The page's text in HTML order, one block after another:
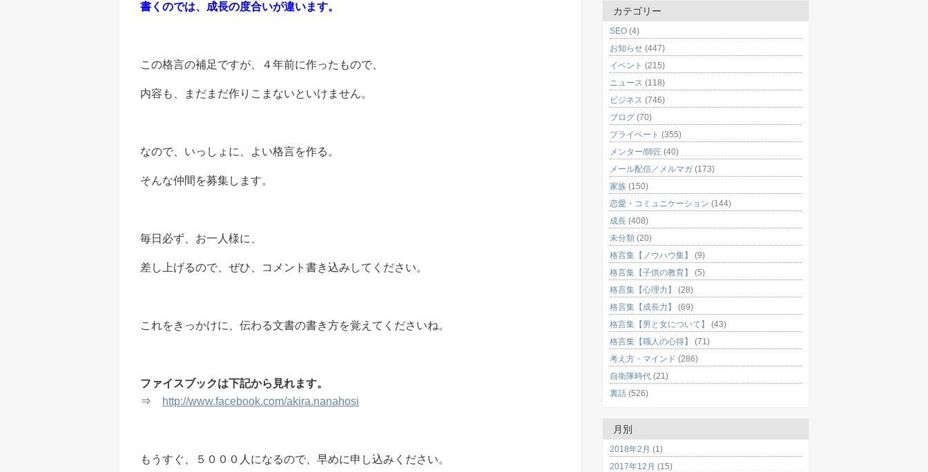
書くのでは、成長の度合いが違います。
この格言の補足ですが、４年前に作ったもので、
内容も、まだまだ作りこまないといけません。
なので、いっしょに、よい格言を作る。
そんな仲間を募集します。
毎日必ず、お一人様に、
差し上げるので、ぜひ、コメント書き込みしてください。
これをきっかけに、伝わる文書の書き方を覚えてくださいね。
ファイスブックは下記から見れます。
⇒
http://www.facebook.com/akira.nanahosi
もうすぐ、５０００人になるので、早めに申し込みください。
カテゴリー
SEO (4)
お知らせ (447)
イベント (215)
ニュース (118)
ビジネス (746)
ブログ (70)
プライベート (355)
メンター/師匠 (40)
メール配信／メルマガ (173)
家族 (150)
恋愛・コミュニケーション (144)
成長 (408)
未分類 (20)
格言集【ノウハウ集】
(9)
格言集【子供の教育】
(5)
格言集【心理力】
(28)
格言集【成長力】
(69)
格言集【男と女について】
(43)
格言集【職人の心得】
(71)
考え方・マインド (286)
自衛隊時代 (21)
裏話 (526)
月別
2018年2月 (1)
2017年12月 (15)